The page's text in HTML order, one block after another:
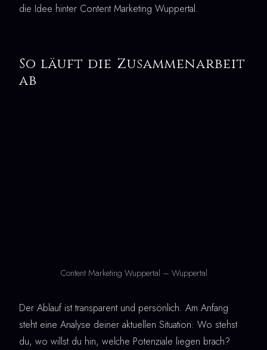
die Idee hinter Content Marketing Wuppertal.
So läuft die Zusammenarbeit
ab
Content Marketing Wuppertal – Wuppertal
Der Ablauf ist transparent und persönlich. Am Anfang
steht eine Analyse deiner aktuellen Situation: Wo stehst
du, wo willst du hin, welche Potenziale liegen brach?